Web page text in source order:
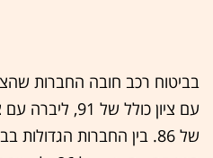
של 86. בין החברות